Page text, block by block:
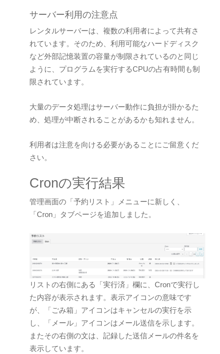
サーバー利用の注意点
レンタルサーバーは、複数の利用者によって共有さ
れています。そのため、利用可能なハードディスク
など外部記憶装置の容量が制限されているのと同じ
ように、プログラムを実行するCPUの占有時間も制
限されています。
大量のデータ処理はサーバー動作に負担が掛かるた
め、処理が中断されることがあるかも知れません。
利用者は注意を向ける必要があることにご留意くだ
さい。
Cronの実行結果
管理画面の「予約リスト」メニューに新しく、
「Cron」タブページを追加しました。
リストの右側にある「実行済」欄に、Cronで実行し
た内容が表示されます。表示アイコンの意味です
が、「ごみ箱」アイコンはキャンセルの実行を示
し、「メール」アイコンはメール送信を示します。
またその右側の文は、記録した送信メールの件名を
表示しています。